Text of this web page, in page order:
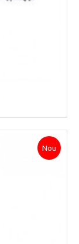
Nou